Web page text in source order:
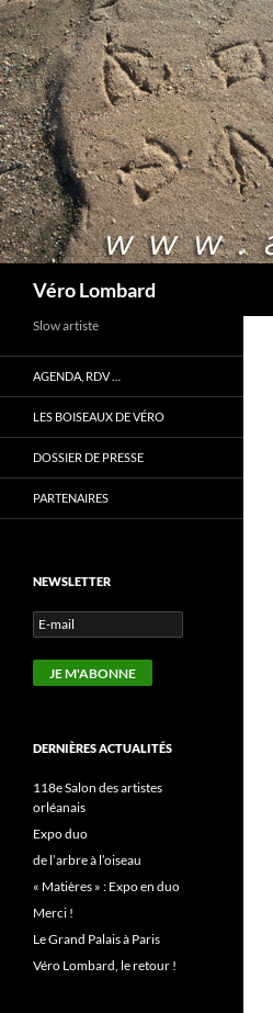
Véro Lombard
Slow artiste
AGENDA, RDV …
LES BOISEAUX DE VÉRO
DOSSIER DE PRESSE
PARTENAIRES
NEWSLETTER
DERNIÈRES ACTUALITÉS
118e Salon des artistes
orléanais
Expo duo
de l’arbre à l’oiseau
« Matières » : Expo en duo
Merci !
Le Grand Palais à Paris
Véro Lombard, le retour !